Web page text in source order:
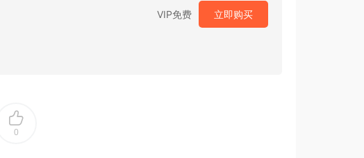
VIP免费 立即购买
0